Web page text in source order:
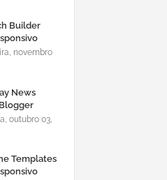
Builder
novembro
News
outubro 03,
Templates